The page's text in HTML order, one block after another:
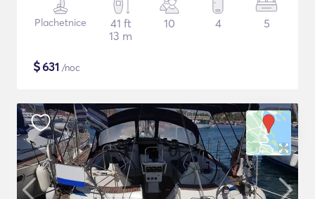
Plachetnice
41 ft
13 m
10 4 5
$631 /noc